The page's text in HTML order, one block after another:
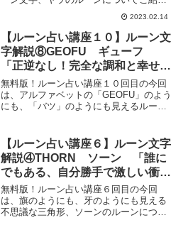
2023.02.14
【ルーン占い講座１０】ルーン文
字解説⑧GEOFU ギューフ
「正逆なし！完全な調和と幸せを
約束するLoveルーン」
無料版！ルーン占い講座１０回目の今回
は、アルファベットの「GEOFU」のよう
にも、「バツ」のようにも見えるルーン
【ルーン占い講座６】ルーン文字
解説④THORN ソーン 「誰に
でもある、自分勝手で激しい衝
動」
無料版！ルーン占い講座６回目の今回
は、旗のようにも、牙のようにも見える
不思議な三角形、ソーンのルーンについ